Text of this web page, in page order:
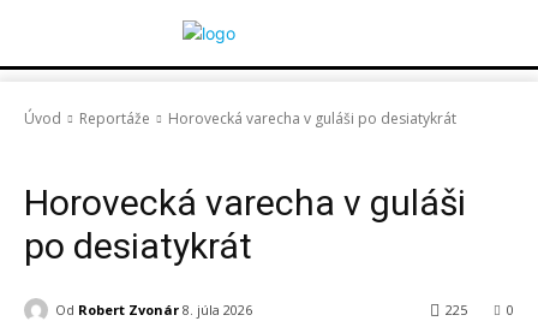
Úvod Reportáže Horovecká varecha v guláši po desiatykrát
Horovecká varecha v guláši
po desiatykrát
Od Robert Zvonár 8. júla 2026 0
225